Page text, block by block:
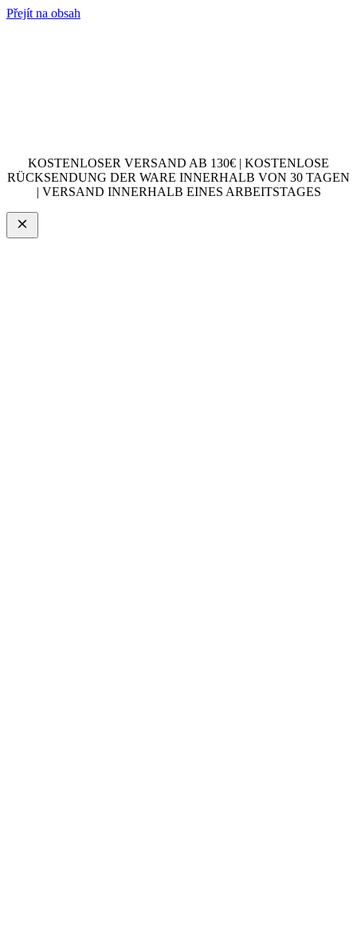
Přejít na obsah
KOSTENLOSER VERSAND AB 130€ | KOSTENLOSE
RÜCKSENDUNG DER WARE INNERHALB VON 30 TAGEN
| VERSAND INNERHALB EINES ARBEITSTAGES